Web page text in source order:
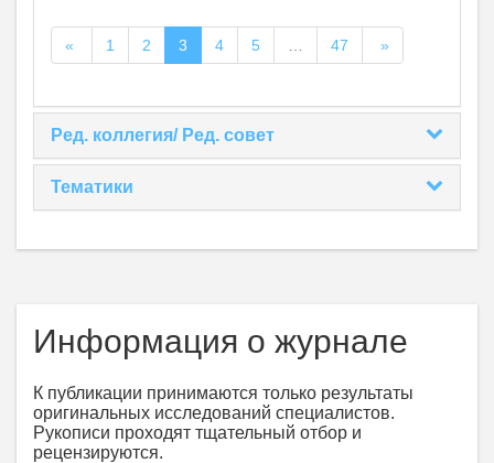
« 1 2 3 4 5 47 »
Ред. коллегия/ Ред. совет
Тематики
Информация о журнале
К публикации принимаются только результаты
оригинальных исследований специалистов.
Рукописи проходят тщательный отбор и
рецензируются.